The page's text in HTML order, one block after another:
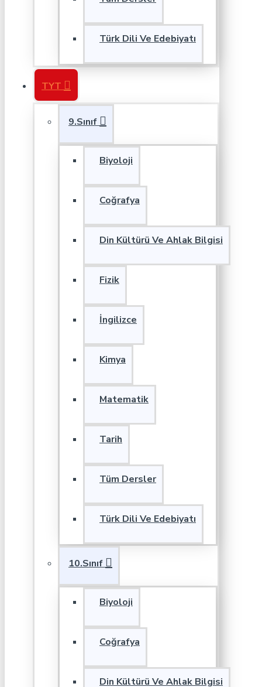
Türk Dili Ve Edebiyatı
TYT
9.Sınıf
Biyoloji
Coğrafya
Din Kültürü Ve Ahlak Bilgisi
Fizik
İngilizce
Kimya
Matematik
Tarih
Tüm Dersler
Türk Dili Ve Edebiyatı
10.Sınıf
Biyoloji
Coğrafya
Din Kültürü Ve Ahlak Bilgisi